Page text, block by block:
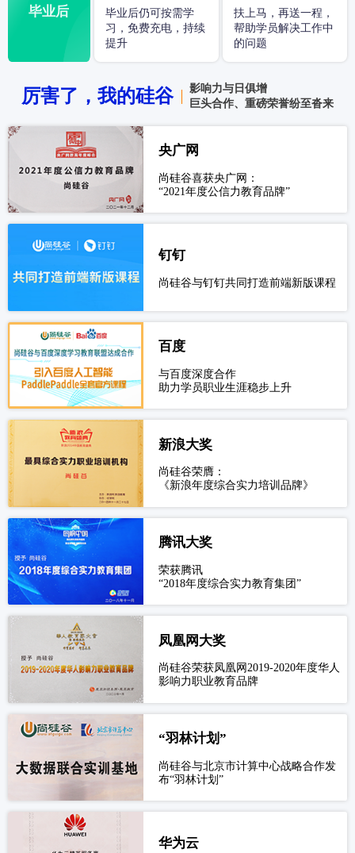
毕业后
毕业后仍可按需学
习，免费充电，持续
提升
扶上马，再送一程，
帮助学员解决工作中
的问题
厉害了，我的硅谷
影响力与日俱增
巨头合作、重磅荣誉纷至沓来
央广网
尚硅谷喜获央广网：
“2021年度公信力教育品牌”
钉钉
尚硅谷与钉钉共同打造前端新版课程
百度
与百度深度合作
助力学员职业生涯稳步上升
新浪大奖
尚硅谷荣膺：
《新浪年度综合实力培训品牌》
腾讯大奖
荣获腾讯
“2018年度综合实力教育集团”
凤凰网大奖
尚硅谷荣获凤凰网2019-2020年度华人
影响力职业教育品牌
“羽林计划”
尚硅谷与北京市计算中心战略合作发
布“羽林计划”
华为云